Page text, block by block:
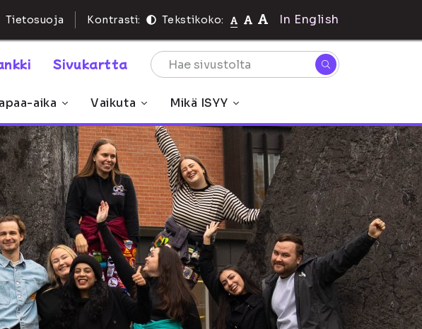
Tietosuoja Kontrasti: Tekstikoko: In English
Sivukartta
aika Vaikuta Mikä ISYY